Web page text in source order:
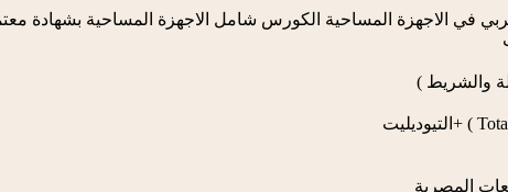
في الاجهزة المساحية الكورس شامل الاجهزة المساحية بشهادة
والشريط )
المصرية